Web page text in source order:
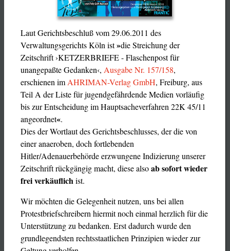
Laut Gerichtsbeschluß vom 29.06.2011 des
Verwaltungsgerichts Köln ist»die Streichung der
Zeitschrift ›KETZERBRIEFE - Flaschenpost für
unangepaßte Gedanken‹, Ausgabe Nr. 157/158,
erschienen im AHRIMAN-Verlag GmbH, Freiburg, aus
Teil A der Liste für jugendgefährdende Medien vorläufig
bis zur Entscheidung im Hauptsacheverfahren 22K 45/11
angeordnet«.
Dies der Wortlaut des Gerichtsbeschlusses, der die von
einer anaeroben, doch fortlebenden
Hitler/Adenauerbehörde erzwungene Indizierung unserer
Zeitschrift rückgängig macht, diese alsoab sofort wieder
frei verkäuflichist.
Wir möchten die Gelegenheit nutzen, uns bei allen
Protestbriefschreibern hiermit noch einmal herzlich für die
Unterstützung zu bedanken. Erst dadurch wurde den
grundlegendsten rechtsstaatlichen Prinzipien wieder zur